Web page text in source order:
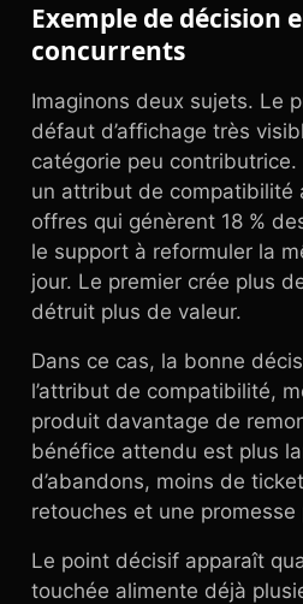
Exemple de décision
concurrents
Imaginons deux sujets. Le
défaut d’affichage très
catégorie peu
un attribut de compatibilité
offres qui génèrent 18 %
le support à reformuler la
jour. Le premier crée plus
détruit plus de valeur.
Dans ce cas, la bonne
l’attribut de compatibilité,
produit davantage de
bénéfice attendu est plus
d’abandons, moins de
retouches et une
Le point décisif apparaît
touchée alimente déjà